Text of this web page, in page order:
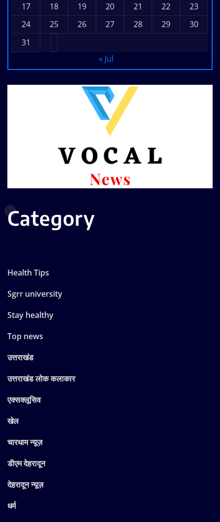
17
18 19 20 21 22
23
24
25 26 27 28 29
30
31
« Jul
Category
Health Tips
Sgrr university
Stay healthy
Top news
उत्तराखंड
उत्तराखंड लोक कलाकार
एक्सक्लूसिव
खेल
चारधाम न्यूज़
डीएम देहरादून
देहरादून न्यूज़
धर्म